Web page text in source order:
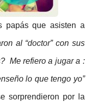
papás que asisten a
al “doctor” con sus
Me refiero a jugara :
lo que tengo yo”
sorprendieron por la